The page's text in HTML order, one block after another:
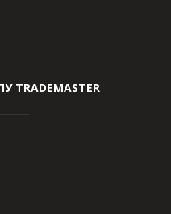
TRADEMASTER